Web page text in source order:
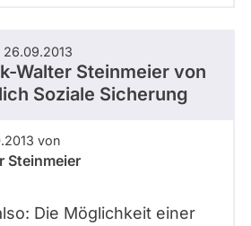
26.09.2013
Walter Steinmeier von
Soziale Sicherung
von
Steinmeier
Die Möglichkeit einer